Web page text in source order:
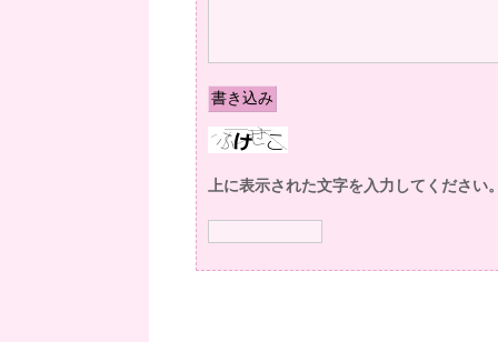
上に表示された文字を入力してください